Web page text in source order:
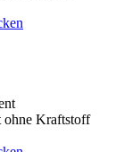
ohne Kraftstoff